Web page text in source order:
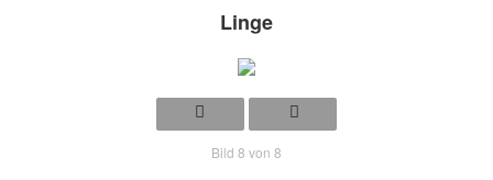
Linge
Bild 8 von 8